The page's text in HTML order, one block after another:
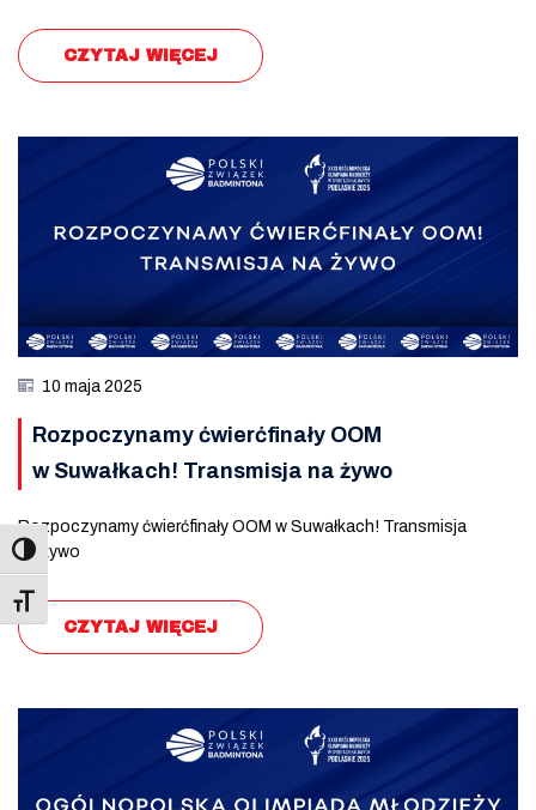
Toggle Font size
CZYTAJ WIĘCEJ
10 maja 2025
Rozpoczynamy ćwierćfinały OOM
w Suwałkach! Transmisja na żywo
Rozpoczynamy ćwierćfinały OOM w Suwałkach! Transmisja
na żywo
CZYTAJ WIĘCEJ